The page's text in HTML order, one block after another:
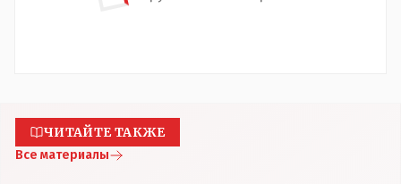
ЧИТАЙТЕ ТАКЖЕ
Все материалы